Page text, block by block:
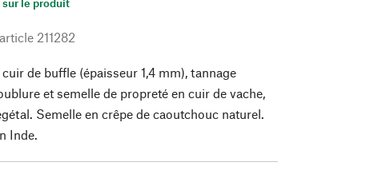
le produit
211282
de buffle (épaisseur 1,4 mm), tannage
et semelle de propreté en cuir de vache,
Semelle en crêpe de caoutchouc naturel.
Inde.